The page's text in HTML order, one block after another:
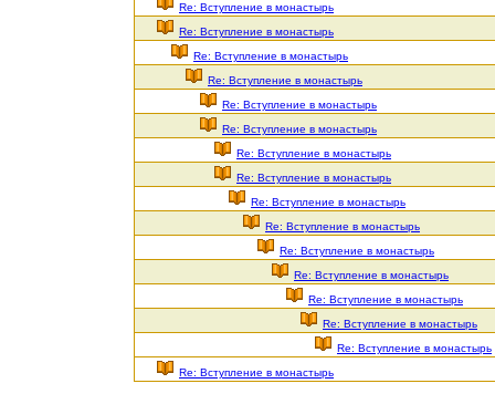
Re: Вступление в монастырь
Re: Вступление в монастырь
Re: Вступление в монастырь
Re: Вступление в монастырь
Re: Вступление в монастырь
Re: Вступление в монастырь
Re: Вступление в монастырь
Re: Вступление в монастырь
Re: Вступление в монастырь
Re: Вступление в монастырь
Re: Вступление в монастырь
Re: Вступление в монастырь
Re: Вступление в монастырь
Re: Вступление в монастырь
Re: Вступление в монастырь
Re: Вступление в монастырь